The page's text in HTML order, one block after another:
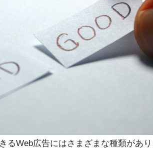
るWeb広告にはさまざまな種類があ